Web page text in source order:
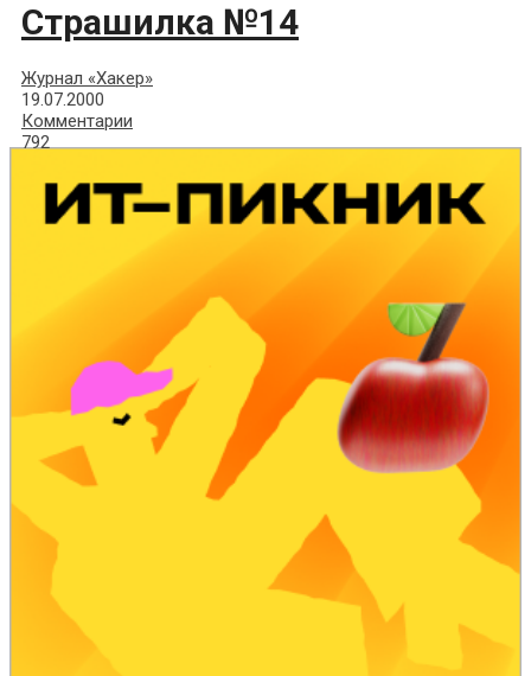
Страшилка №14
Журнал «Хакер»
19.07.2000
Комментарии
792